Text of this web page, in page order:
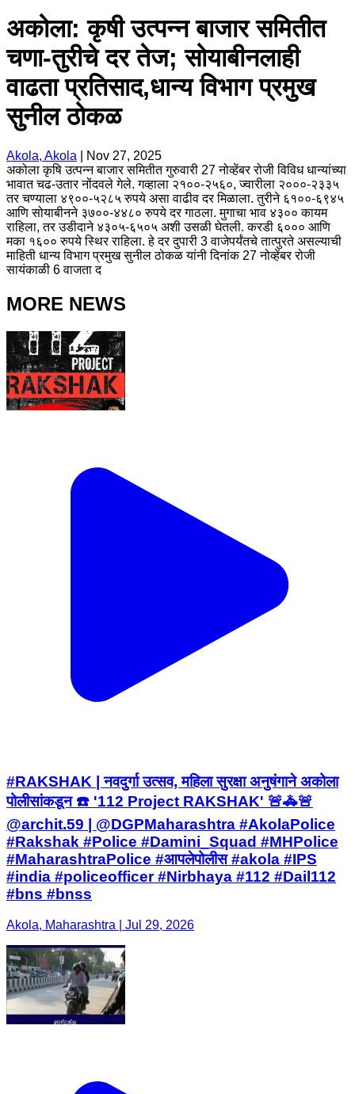
अकोला: कृषी उत्पन्न बाजार समितीत
चणा-तुरीचे दर तेज; सोयाबीनलाही
वाढता प्रतिसाद,धान्य विभाग प्रमुख
सुनील ठोकळ
Akola, Akola
Nov 27, 2025
अकोला कृषि उत्पन्न बाजार समितीत गुरुवारी 27 नोव्हेंबर रोजी विविध धान्यांच्या
भावात चढ-उतार नोंदवले गेले. गव्हाला २१००-२५६०, ज्वारीला २०००-२३३५
तर चण्याला ४९००-५२८५ रुपये असा वाढीव दर मिळाला. तुरीने ६१००-६९४५
आणि सोयाबीनने ३७००-४४८० रुपये दर गाठला. मुगाचा भाव ४३०० कायम
राहिला, तर उडीदाने ४३०५-६५०५ अशी उसळी घेतली. करडी ६००० आणि
मका १६०० रुपये स्थिर राहिला. हे दर दुपारी 3 वाजेपर्यंतचे तात्पुरते असल्याची
माहिती धान्य विभाग प्रमुख सुनील ठोकळ यांनी दिनांक 27 नोव्हेंबर रोजी
सायंकाळी 6 वाजता द
MORE NEWS
#RAKSHAK | नवदुर्गा उत्सव, महिला सुरक्षा अनुषंगाने अकोला
पोलीसांकडून ☎️ '112 Project RAKSHAK' 🚨🚓🚨
@archit.59 | @DGPMaharashtra #AkolaPolice
#Rakshak #Police #Damini_Squad #MHPolice
#MaharashtraPolice #आपलेपोलीस #akola #IPS
#india #policeofficer #Nirbhaya #112 #Dail112
#bns #bnss
Akola, Maharashtra | Jul 29, 2026